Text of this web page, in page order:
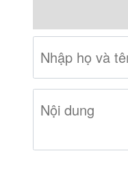
nhiệt nhanh vệ
được hiển thị rõ
hoạt. Hơn nữa
- Mua bếp điện từ